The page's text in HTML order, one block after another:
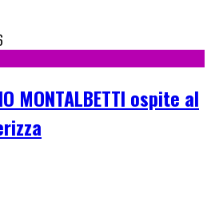
MONTALBETTI ospite al